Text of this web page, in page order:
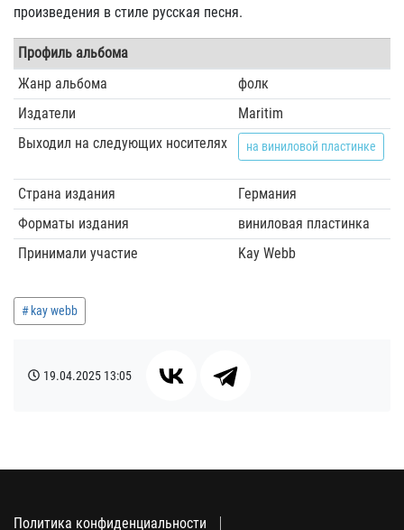
произведения в стиле русская песня.
Профиль альбома
Жанр альбома
фолк
Издатели
Maritim
Выходил на следующих носителях
на виниловой пластинке
Страна издания
Германия
Форматы издания
виниловая пластинка
Принимали участие
Kay Webb
kay webb
19.04.2025 13:05
Политика конфиденциальности